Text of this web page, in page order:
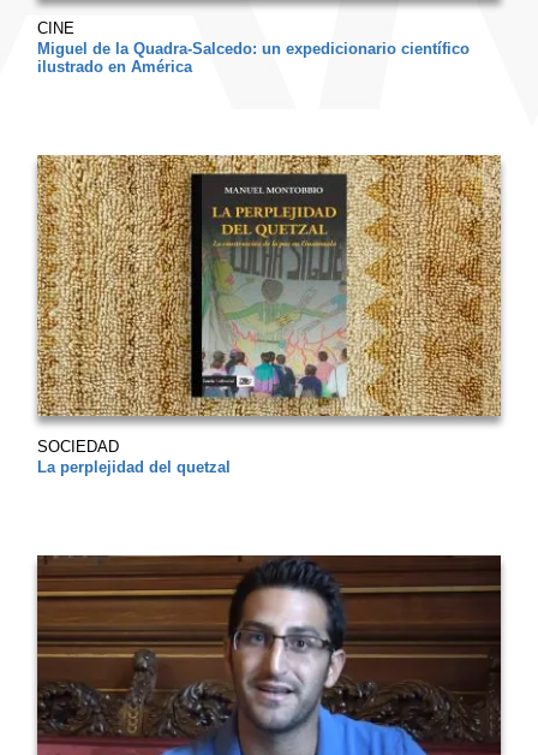
CINE
Miguel de la Quadra-Salcedo: un expedicionario científico
ilustrado en América
SOCIEDAD
La perplejidad del quetzal